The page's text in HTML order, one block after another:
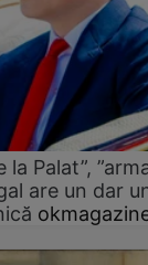
Palat”,
are un dar